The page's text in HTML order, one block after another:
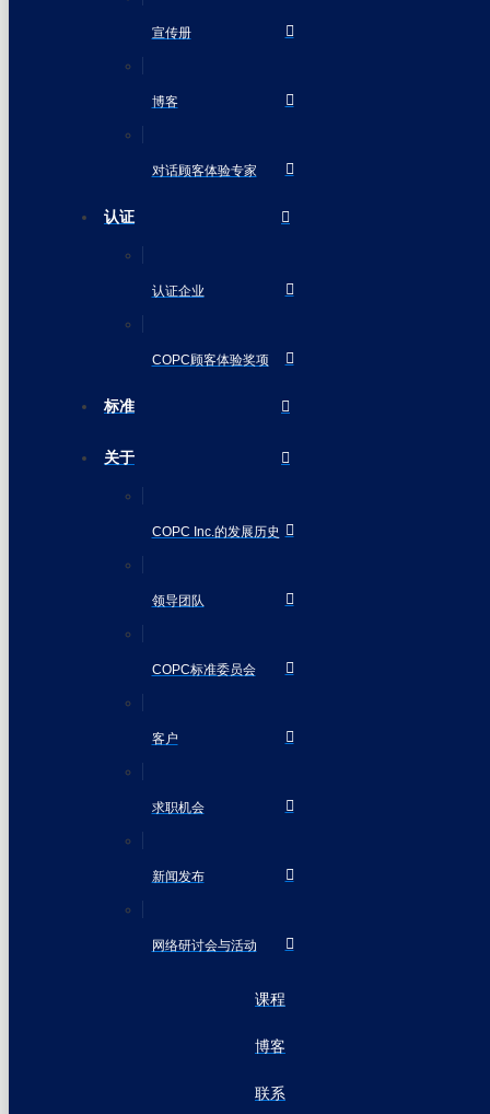
宣传册
博客
对话顾客体验专家
认证
认证企业
COPC顾客体验奖项
标准
关于
COPC Inc.的发展历史
领导团队
COPC标准委员会
客户
求职机会
新闻发布
网络研讨会与活动
课程
博客
联系